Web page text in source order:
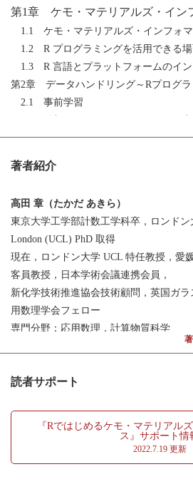
第1章 ケモ・マテリアルズ・イン
1.1 ケモ・マテリアルズ・インフォマ
1.2 R プログラミングを活用できる場
1.3 R 言語とプラットフォームのイン
第2章 データハンドリング～Rプログラ
2.1 事前学習
2.2 外部ファイルとの間のデータの
2.3 ベクトル・行列・リストの操作
2.5 まとめ
第II部 統計・検定
第3章 離散型データ（計数データ）の分
3.1 事前学習
3.2 二項分布とそれを利用した検定
3.3 超幾何分布とそれを利用した検定
3.4 ポアソン分布
3.5 まとめ
第4章 連続型データ（計量データ）の
4.2 正規分布の特性と応用
4.4 t 分布の特性と応用
4.5 t 分布を利用した2 組のデータの
4.6 ノンパラメトリック統計検定
4.7 分割表を利用した独立性の検定・
著者紹介
高田 章（たかだ あきら）
東京大学工学部計数工学科卒，ロンドン
London (UCL) PhD 取得
現在，ロンドン大学 UCL 特任教授，愛
客員教授，日本学術会議連携会員，
新化学技術推進協会技術顧問，英国ガ
用数理学会フェロー
専門分野：応用数理，計算物質科学
版会 (2015)（分担執筆）
“Encyclopedia of Glass Science,
Wiley (2021)（編集・分担執筆）
読者サポート
『Rではじめるケモ・マテリアル
ス』サポート情
2022.7.19 更新